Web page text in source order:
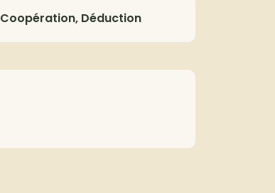
Coopération, Déduction